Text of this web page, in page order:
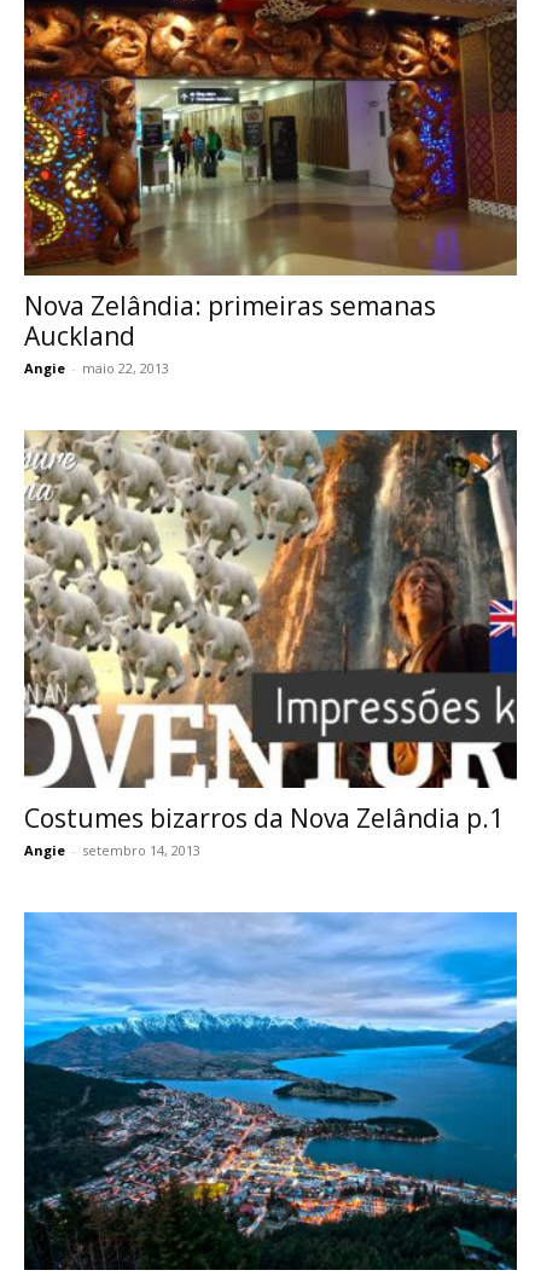
Nova Zelândia: primeiras semanas
Auckland
Angie - maio 22, 2013
Costumes bizarros da Nova Zelândia p.1
Angie - setembro 14, 2013